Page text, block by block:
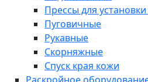
Прессы для
Пуговичные
Рукавные
Скорняжные
Спуск края кожи